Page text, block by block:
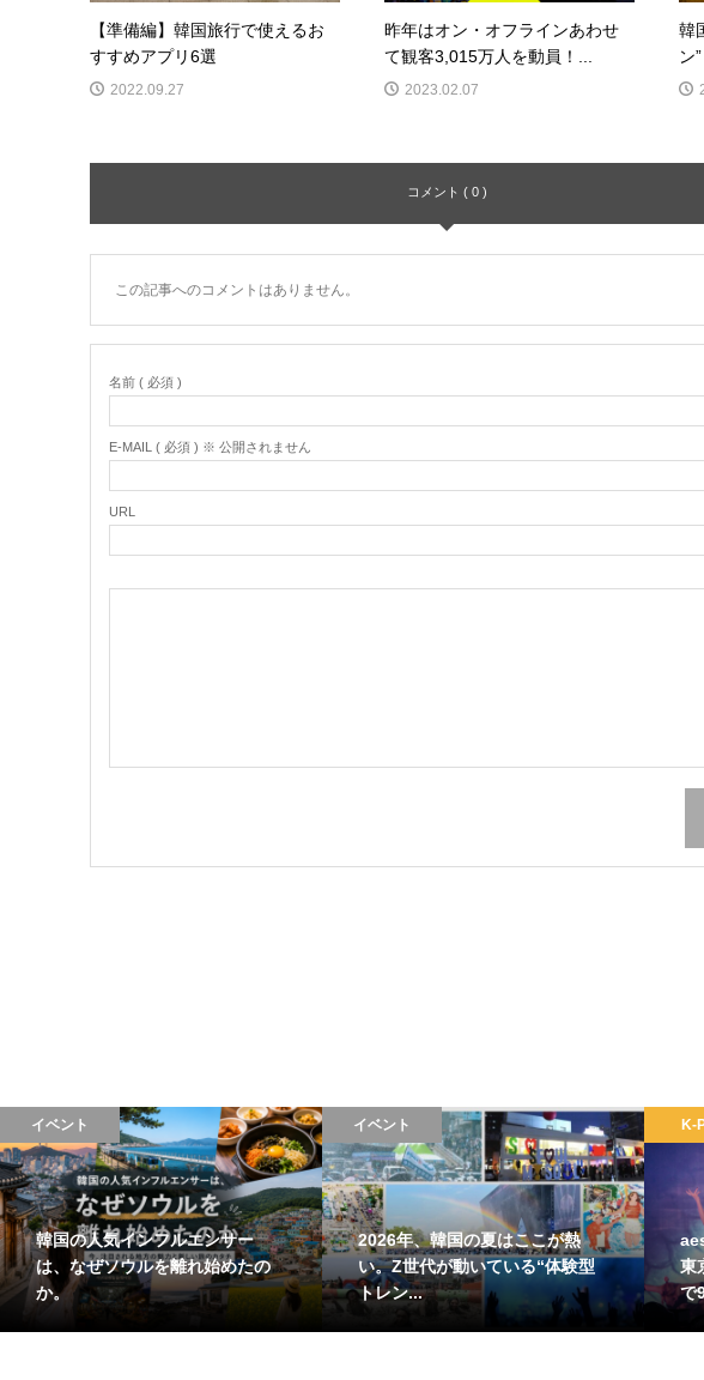
【準備編】韓国旅行で使えるお
すすめアプリ6選
2022.09.27
昨年はオン・オフラインあわせ
て観客3,015万人を動員！...
2023.02.07
韓
ン
コメント ( 0 )
この記事へのコメントはありません。
名前 ( 必須 )
E-MAIL ( 必須 ) ※ 公開されません
URL
イベント
韓国の人気インフルエンサー
は、なぜソウルを離れ始めたの
か。
イベント
2026年、韓国の夏はここが熱
い。Z世代が動いている“体験型
トレン...
K-
東
で